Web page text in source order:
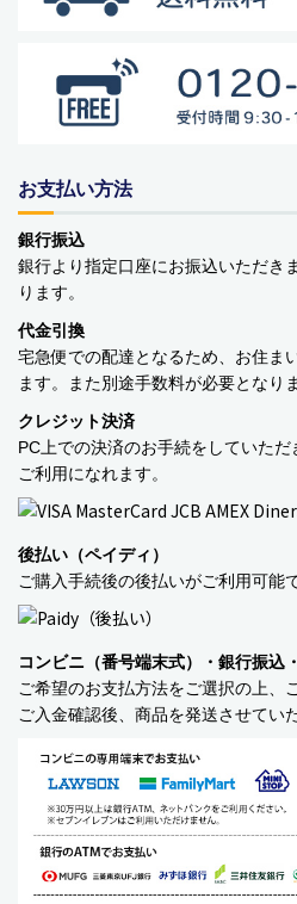
季節商品
動物モチーフグッズ
日用品・雑貨
バッグ・カート
美容
アパレル
アクセサリー
アウトドア
健康・フィットネス
家電
おもちゃ・ホビー
賞味期限間近・訳あり大特価
直輸入品
お支払い方法
銀行振込
銀行より指定口座にお振込いただき
ります。
代金引換
宅急便での配達となるため、お住ま
ます。また別途手数料が必要となりま
クレジット決済
PC上での決済のお手続をしていた
ご利用になれます。
後払い（ペイディ）
ご購入手続後の後払いがご利用可能で
コンビニ（番号端末式）・銀行振込
ご希望のお支払方法をご選択の上、
ご入金確認後、商品を発送させてい